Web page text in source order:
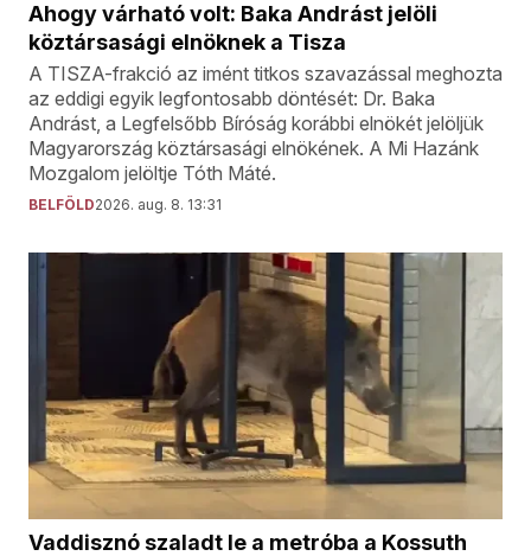
Ahogy várható volt: Baka Andrást jelöli
köztársasági elnöknek a Tisza
A TISZA-frakció az imént titkos szavazással meghozta
az eddigi egyik legfontosabb döntését: Dr. Baka
Andrást, a Legfelsőbb Bíróság korábbi elnökét jelöljük
Magyarország köztársasági elnökének. A Mi Hazánk
Mozgalom jelöltje Tóth Máté.
BELFÖLD2026. aug. 8. 13:31
Vaddisznó szaladt le a metróba a Kossuth